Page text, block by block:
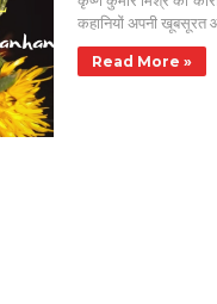
कहानियों अपनी खूबसूरत
Read More »